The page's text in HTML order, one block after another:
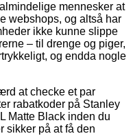
mennesker at
webshops, og altså har
ikke kunne slippe
– til drenge og piger,
og endda nogle
at checke et par
rabatkoder på Stanley
Matte Black inden du
sikker på at få den